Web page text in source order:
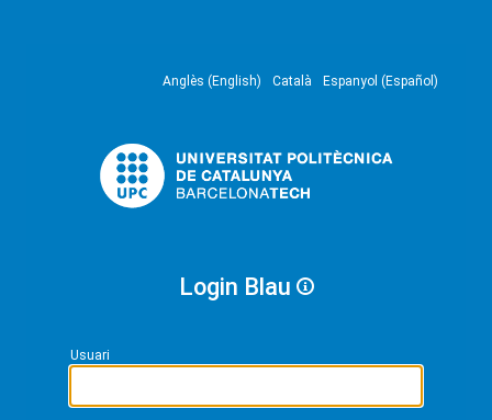
Anglès (English) Català Espanyol (Español)
Login Blau
Usuari